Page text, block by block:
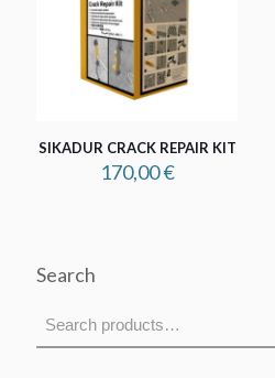
SIKADUR CRACK REPAIR KIT
170,00€
Search